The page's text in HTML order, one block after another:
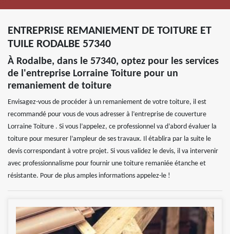
ENTREPRISE REMANIEMENT DE TOITURE ET
TUILE RODALBE 57340
À Rodalbe, dans le 57340, optez pour les services
de l'entreprise Lorraine Toiture pour un
remaniement de toiture
Envisagez-vous de procéder à un remaniement de votre toiture, il est
recommandé pour vous de vous adresser à l’entreprise de couverture
Lorraine Toiture . Si vous l’appelez, ce professionnel va d’abord évaluer la
toiture pour mesurer l’ampleur de ses travaux. Il établira par la suite le
devis correspondant à votre projet. Si vous validez le devis, il va intervenir
avec professionnalisme pour fournir une toiture remaniée étanche et
résistante. Pour de plus amples informations appelez-le !